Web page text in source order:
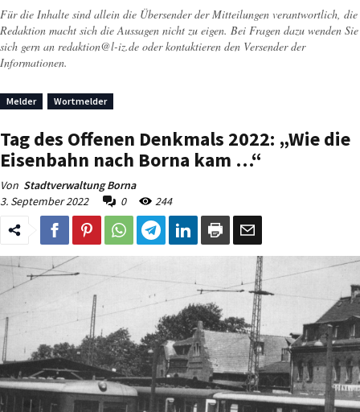
Für die Inhalte sind allein die Übersender der Mitteilungen verantwortlich, die
Redaktion macht sich die Aussagen nicht zu eigen. Bei Fragen dazu wenden Sie
sich gern an redaktion@l-iz.de oder kontaktieren den Versender der
Informationen.
Melder Wortmelder
Tag des Offenen Denkmals 2022: „Wie die
Eisenbahn nach Borna kam …“
Von Stadtverwaltung Borna
3. September 2022
0 244